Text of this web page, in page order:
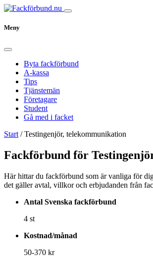
Meny
Byta fackförbund
A-kassa
Tips
Tjänstemän
Företagare
Student
Gå med i facket
Start /Testingenjör, telekommunikation
Fackförbund för
Här hittar du fackförbund som är vanliga för
det gäller avtal, villkor och erbjudanden från
Antal Svenska fackförbund
4 st
Kostnad/månad
50-370 kr